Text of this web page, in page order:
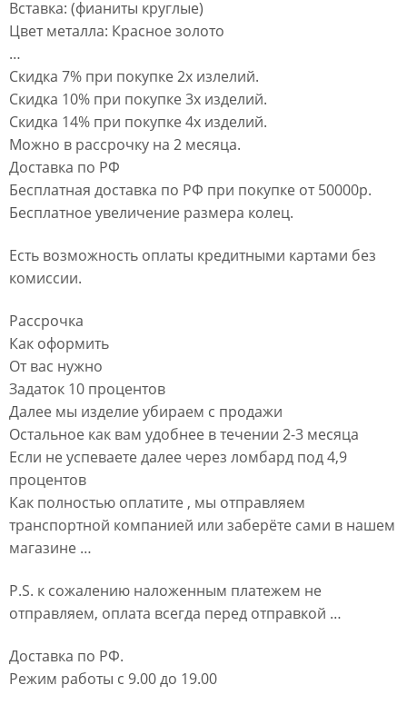
Вставка: (фианиты круглые)
Цвет металла: Красное золото
…
Скидка 7% при покупке 2х излелий.
Скидка 10% при покупке 3х изделий.
Скидка 14% при покупке 4х изделий.
Можно в рассрочку на 2 месяца.
Доставка по РФ
Бесплатная доставка по РФ при покупке от 50000р.
Бесплатное увеличение размера колец.
Есть возможность оплаты кредитными картами без
комиссии.
Рассрочка
Как оформить
От вас нужно
Задаток 10 процентов
Далее мы изделие убираем с продажи
Остальное как вам удобнее в течении 2-3 месяца
Если не успеваете далее через ломбард под 4,9
процентов
Как полностью оплатите , мы отправляем
транспортной компанией или заберёте сами в нашем
магазине …
P.S. к сожалению наложенным платежем не
отправляем, оплата всегда перед отправкой …
Доставка по РФ.
Режим работы с 9.00 до 19.00